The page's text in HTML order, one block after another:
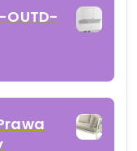
OUTD-